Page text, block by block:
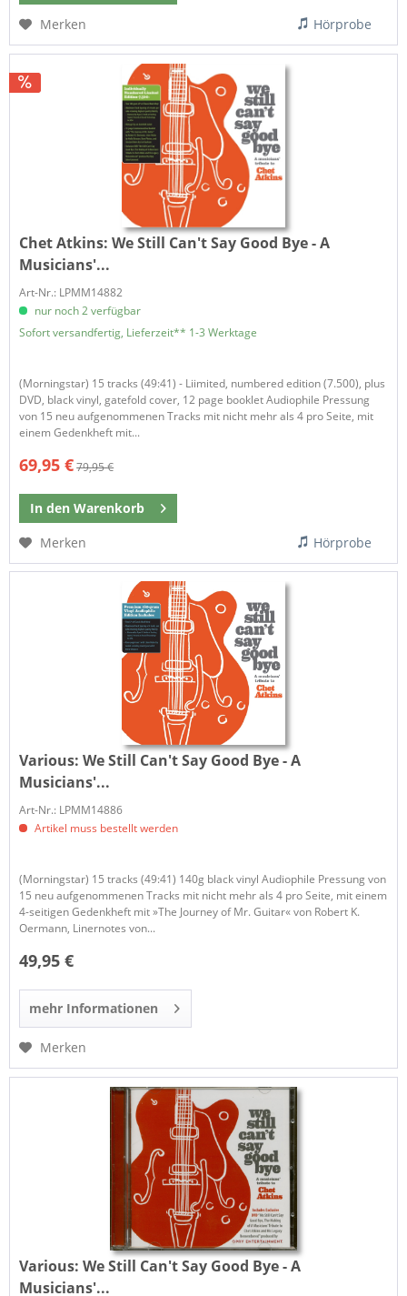
Merken
Hörprobe
Chet Atkins:We Still Can't Say Good Bye - A
Musicians'...
Art-Nr.: LPMM14882
nur noch 2 verfügbar
Sofort versandfertig, Lieferzeit** 1-3 Werktage
(Morningstar) 15 tracks (49:41) - Liimited, numbered edition (7.500), plus
DVD, black vinyl, gatefold cover, 12 page booklet Audiophile Pressung
von 15 neu aufgenommenen Tracks mit nicht mehr als 4 pro Seite, mit
einem Gedenkheft mit...
69,95 €79,95 €
In den Warenkorb
Merken
Hörprobe
Various:We Still Can't Say Good Bye - A
Musicians'...
Art-Nr.: LPMM14886
Artikel muss bestellt werden
(Morningstar) 15 tracks (49:41) 140g black vinyl Audiophile Pressung von
15 neu aufgenommenen Tracks mit nicht mehr als 4 pro Seite, mit einem
4-seitigen Gedenkheft mit »The Journey of Mr. Guitar« von Robert K.
Oermann, Linernotes von...
49,95 €
mehr Informationen
Merken
Various:We Still Can't Say Good Bye - A
Musicians'...